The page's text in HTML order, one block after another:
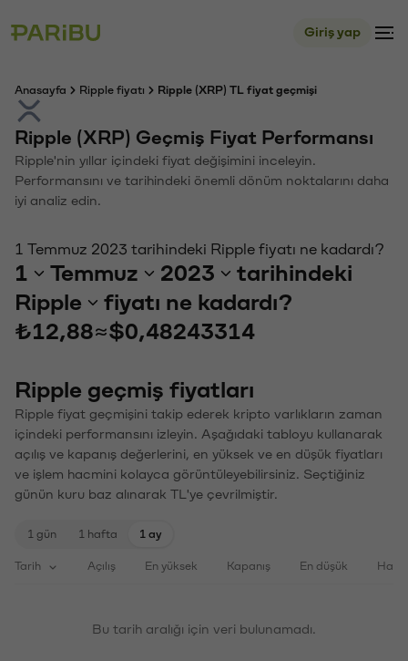
Giriş yap
Anasayfa Ripple fiyatı Ripple (XRP) TL fiyat geçmişi
Ripple (XRP) Geçmiş Fiyat Performansı
Ripple'nin yıllar içindeki fiyat değişimini inceleyin.
Performansını ve tarihindeki önemli dönüm noktalarını daha
iyi analiz edin.
1 Temmuz 2023 tarihindeki Ripple fiyatı ne kadardı?
1 Temmuz 2023
tarihindeki
Ripple
fiyatı ne kadardı?
₺12,88≈$0,48243314
Ripple geçmiş fiyatları
Ripple fiyat geçmişini takip ederek kripto varlıkların zaman
içindeki performansını izleyin. Aşağıdaki tabloyu kullanarak
açılış ve kapanış değerlerini, en yüksek ve en düşük fiyatları
ve işlem hacmini kolayca görüntüleyebilirsiniz. Seçtiğiniz
günün kuru baz alınarak TL'ye çevrilmiştir.
1 gün 1 hafta 1 ay
Tarih Açılış En yüksek Kapanış En düşük
Bu tarih aralığı için veri bulunamadı.